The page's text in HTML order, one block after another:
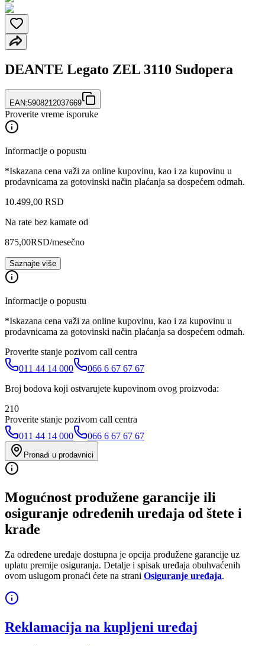
DEANTE Legato ZEL 3110 Sudopera
EAN:5908212037669
Proverite vreme isporuke
Informacije o popustu
*Iskazana cena važi za online kupovinu, kao i za kupovinu u
prodavnicama za gotovinski način plaćanja sa dospećem odmah.
10.499,00 RSD
Na rate bez kamate od
875,00RSD/mesečno
Saznajte više
Informacije o popustu
*Iskazana cena važi za online kupovinu, kao i za kupovinu u
prodavnicama za gotovinski način plaćanja sa dospećem odmah.
Proverite stanje pozivom call centra
011 44 14 000
066 6 67 67 67
Broj bodova koji ostvarujete kupovinom ovog proizvoda:
210
Proverite stanje pozivom call centra
011 44 14 000
066 6 67 67 67
Pronađi u prodavnici
Mogućnost produžene garancije ili
osiguranje određenih uređaja od štete i
krađe
Za određene uređaje dostupna je opcija produžene garancije uz
uplatu premije osiguranja. Detalje i spisak uređaja obuhvaćenih
ovom uslugom pronaći ćete na strani Osiguranje uređaja.
Reklamacija na kupljeni uređaj